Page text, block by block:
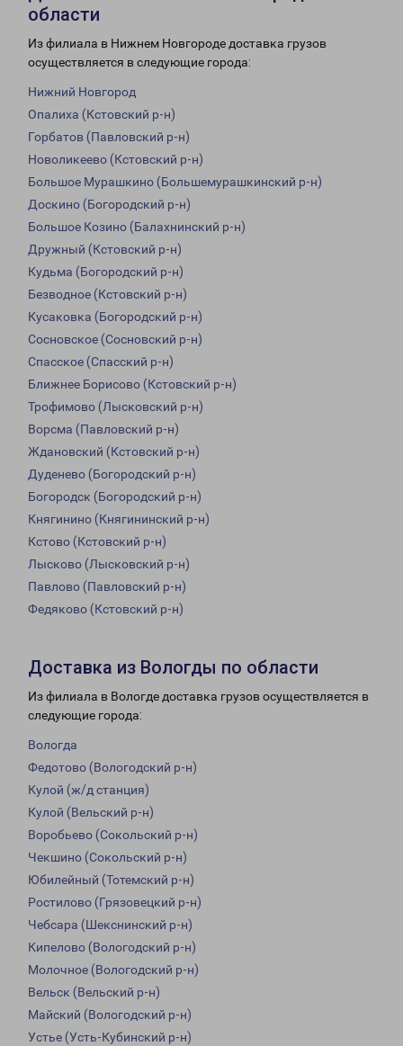
области
Из филиала в Нижнем Новгороде доставка грузов
осуществляется в следующие города:
Нижний Новгород
Опалиха (Кстовский р-н)
Горбатов (Павловский р-н)
Новоликеево (Кстовский р-н)
Большое Мурашкино (Большемурашкинский р-н)
Доскино (Богородский р-н)
Большое Козино (Балахнинский р-н)
Дружный (Кстовский р-н)
Кудьма (Богородский р-н)
Безводное (Кстовский р-н)
Кусаковка (Богородский р-н)
Сосновское (Сосновский р-н)
Спасское (Спасский р-н)
Ближнее Борисово (Кстовский р-н)
Трофимово (Лысковский р-н)
Ворсма (Павловский р-н)
Ждановский (Кстовский р-н)
Дуденево (Богородский р-н)
Богородск (Богородский р-н)
Княгинино (Княгининский р-н)
Кстово (Кстовский р-н)
Лысково (Лысковский р-н)
Павлово (Павловский р-н)
Федяково (Кстовский р-н)
Доставка из Вологды по области
Из филиала в Вологде доставка грузов осуществляется в
следующие города:
Вологда
Федотово (Вологодский р-н)
Кулой (ж/д станция)
Кулой (Вельский р-н)
Воробьево (Сокольский р-н)
Чекшино (Сокольский р-н)
Юбилейный (Тотемский р-н)
Ростилово (Грязовецкий р-н)
Чебсара (Шекснинский р-н)
Кипелово (Вологодский р-н)
Молочное (Вологодский р-н)
Вельск (Вельский р-н)
Майский (Вологодский р-н)
Устье (Усть-Кубинский р-н)